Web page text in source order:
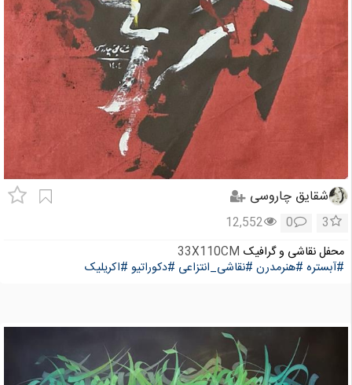
شقایق چاروسی
3
0
12,552
محفل نقاشی و گرافیک 33X110CM
#آبستره #هنرمدرن #نقاشی_انتزاعی #دکوراتیو #اکریلیک